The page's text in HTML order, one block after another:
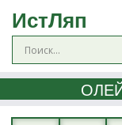
ИстЛяп